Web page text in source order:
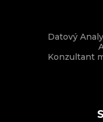
Datový
Konzultant